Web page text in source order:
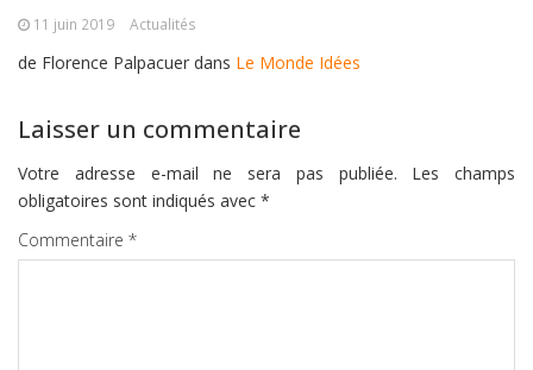
11 juin 2019 Actualités
de Florence Palpacuer dans Le Monde Idées
Laisser un commentaire
Votre adresse e-mail ne sera pas publiée.
Les champs
obligatoires sont indiqués avec *
Commentaire *